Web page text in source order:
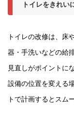
トイレをきれい
トイレの改修は、床
器・手洗いなどの給
見直しがポイントに
設備の位置を変える
トで計画するとスム